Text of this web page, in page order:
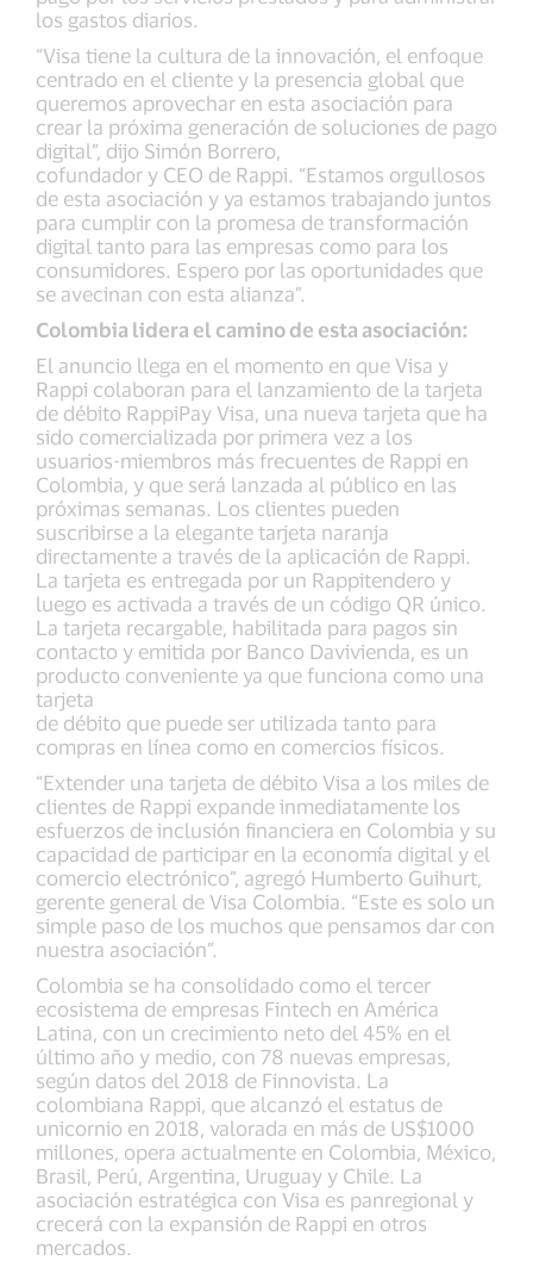
los gastos diarios.
“Visa tiene la cultura de la innovación, el enfoque
centrado en el cliente y la presencia global que
queremos aprovechar en esta asociación para
crear la próxima generación de soluciones de pago
digital”, dijo Simón Borrero,
cofundador y CEO de Rappi. “Estamos orgullosos
de esta asociación y ya estamos trabajando juntos
para cumplir con la promesa de transformación
digital tanto para las empresas como para los
consumidores. Espero por las oportunidades que
se avecinan con esta alianza”.
Colombia lidera el camino de esta asociación:
El anuncio llega en el momento en que Visa y
Rappi colaboran para el lanzamiento de la tarjeta
de débito RappiPay Visa, una nueva tarjeta que ha
sido comercializada por primera vez a los
usuarios-miembros más frecuentes de Rappi en
Colombia, y que será lanzada al público en las
próximas semanas. Los clientes pueden
suscribirse a la elegante tarjeta naranja
directamente a través de la aplicación de Rappi.
La tarjeta es entregada por un Rappitendero y
luego es activada a través de un código QR único.
La tarjeta recargable, habilitada para pagos sin
contacto y emitida por Banco Davivienda, es un
producto conveniente ya que funciona como una
tarjeta
de débito que puede ser utilizada tanto para
compras en línea como en comercios físicos.
“Extender una tarjeta de débito Visa a los miles de
clientes de Rappi expande inmediatamente los
esfuerzos de inclusión financiera en Colombia y su
capacidad de participar en la economía digital y el
comercio electrónico”, agregó Humberto Guihurt,
gerente general de Visa Colombia. “Este es solo un
simple paso de los muchos que pensamos dar con
nuestra asociación”.
Colombia se ha consolidado como el tercer
ecosistema de empresas Fintech en América
Latina, con un crecimiento neto del 45% en el
último año y medio, con 78 nuevas empresas,
según datos del 2018 de Finnovista. La
colombiana Rappi, que alcanzó el estatus de
unicornio en 2018, valorada en más de US$1000
millones, opera actualmente en Colombia, México,
Brasil, Perú, Argentina, Uruguay y Chile. La
asociación estratégica con Visa es panregional y
crecerá con la expansión de Rappi en otros
mercados.